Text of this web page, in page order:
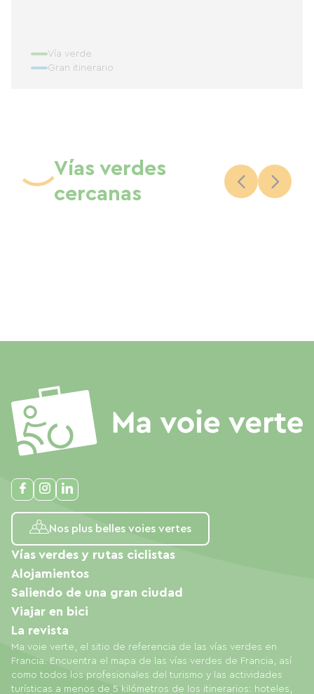
Vía verde
Gran itinerario
Vías verdes
cercanas
Nos plus belles voies vertes
Ma voie verte, el sitio de referencia de las vías verdes en
Francia. Encuentra el mapa de las vías verdes de Francia, así
como todos los profesionales del turismo y las actividades
turísticas a menos de 5 kilómetros de los itinerarios: hoteles,
Vías verdes y rutas ciclistas
Alojamientos
Saliendo de una gran ciudad
Viajar en bici
La revista